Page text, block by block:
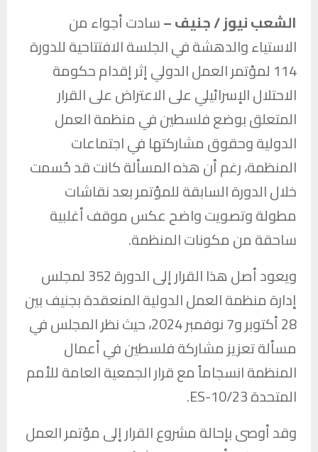
الشعب نيوز / جنيف –سادت أجواء من
الاستياء والدهشة في الجلسة الافتتاحية للدورة
114 لمؤتمر العمل الدولي إثر إقدام حكومة
الاحتلال الإسرائيلي على الاعتراض على القرار
المتعلق بوضع فلسطين في منظمة العمل
الدولية وحقوق مشاركتها في اجتماعات
المنظمة، رغم أن هذه المسألة كانت قد حُسمت
خلال الدورة السابقة للمؤتمر بعد نقاشات
مطولة وتصويت واضح عكس موقف أغلبية
ساحقة من مكونات المنظمة.
ويعود أصل هذا القرار إلى الدورة 352 لمجلس
إدارة منظمة العمل الدولية المنعقدة بجنيف بين
28 أكتوبر و7 نوفمبر 2024، حيث نظر المجلس في
مسألة تعزيز مشاركة فلسطين في أعمال
المنظمة انسجاماً مع قرار الجمعية العامة للأمم
المتحدة ES-10/23.
وقد أوصى بإحالة مشروع القرار إلى مؤتمر العمل